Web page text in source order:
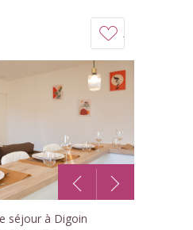
à
mon
séjour à Digoin